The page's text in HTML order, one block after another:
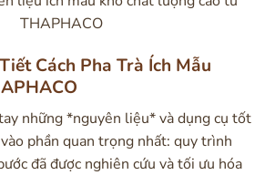
THAPHACO
Cách Pha Trà Ích Mẫu
những *nguyên liệu* và dụng cụ tốt
phần quan trọng nhất: quy trình
đã được nghiên cứu và tối ưu hóa